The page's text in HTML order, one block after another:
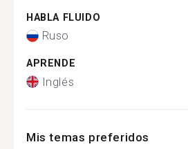
HABLA FLUIDO
Ruso
APRENDE
Inglés
Mis temas preferidos